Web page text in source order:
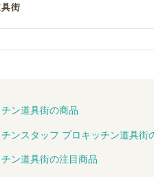
街
ン道具街の商品
ンスタッフ プロキッチン道具街
ン道具街の注目商品